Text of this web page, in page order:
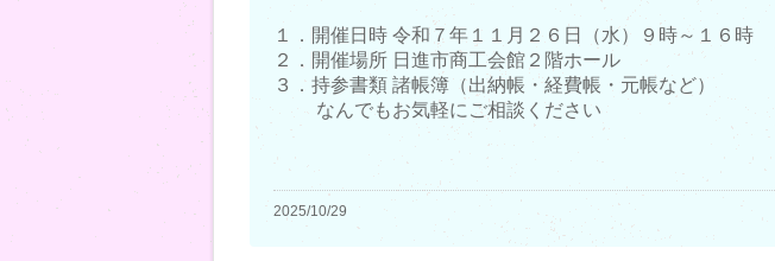
１．開催日時 令和７年１１月２６日（水）９時～１６時
２．開催場所 日進市商工会館２階ホール
３．持参書類 諸帳簿（出納帳・経費帳・元帳など）
なんでもお気軽にご相談ください
2025/10/29